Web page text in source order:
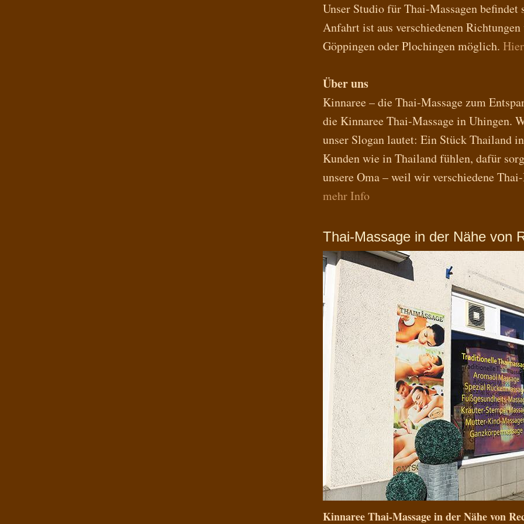
Unser Studio für Thai-Massagen
Anfahrt ist aus verschiedenen
Göppingen oder Plochingen möglich.
Über uns
Kinnaree – die Thai-Massage zum
die Kinnaree Thai-Massage in Uhingen.
unser Slogan lautet: Ein Stück Thailand
Kunden wie in Thailand fühlen, dafür
unsere Oma – weil wir verschiedene
mehr Info
Thai-Massage in der Nähe von
Kinnaree Thai-Massage in der Nähe von